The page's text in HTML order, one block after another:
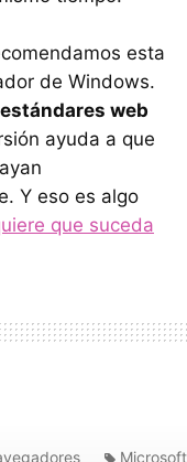
esta
de Windows.
web
ayuda a que
Y eso es algo
que suceda
Microsoft